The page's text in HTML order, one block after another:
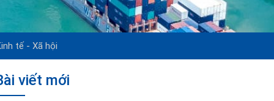
tế - Xã hội
viết mới